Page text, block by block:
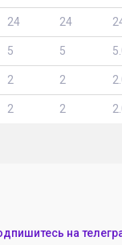
24 24
5 5
2 2
2 2
на